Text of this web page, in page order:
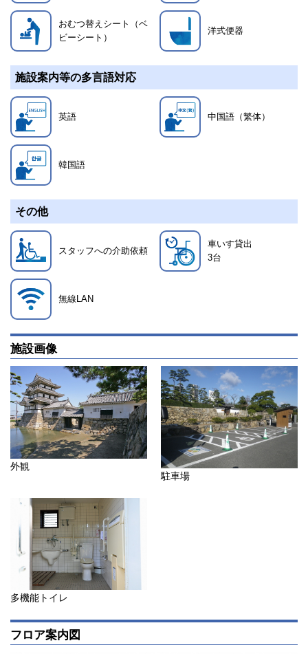
おむつ替えシート（ベ
ビーシート）
洋式便器
施設案内等の多言語対応
英語 中国語（繁体）
韓国語
その他
スタッフへの介助依頼
車いす貸出
3台
無線LAN
施設画像
外観
駐車場
多機能トイレ
フロア案内図